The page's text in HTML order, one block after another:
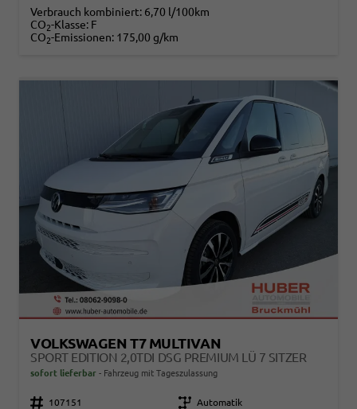
Verbrauch kombiniert: 6,70 l/100km
CO2-Klasse: F
CO2-Emissionen: 175,00 g/km
VOLKSWAGEN T7 MULTIVAN
SPORT EDITION 2,0TDI DSG PREMIUM LÜ 7 SITZER
sofort lieferbar Fahrzeug mit Tageszulassung
Fahrzeugnr. 107151 Getriebe Automatik